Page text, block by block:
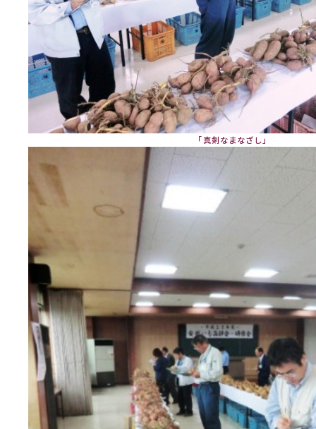
「真剣なまなざし」